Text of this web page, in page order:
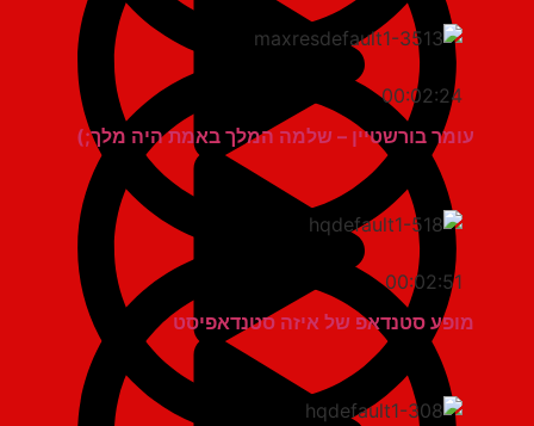
00:02:24
עומר בורשטיין – שלמה המלך באמת היה מלך;)
00:02:51
מופע סטנדאפ של איזה סטנדאפיסט